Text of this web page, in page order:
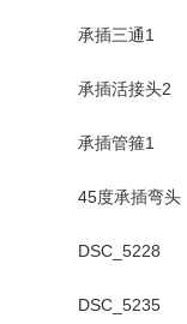
承插三通1
承插活接头2
承插管箍1
45度承插弯头
DSC_5228
DSC_5235